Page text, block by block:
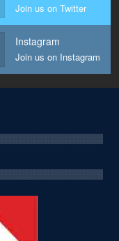
Join us on Twitter
Instagram
Join us on Instagram